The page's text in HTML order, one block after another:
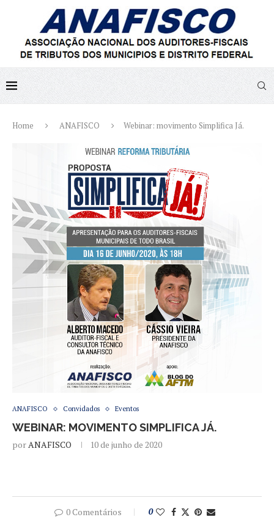
Home ANAFISCO Webinar: movimento Simplifica Já.
ANAFISCO Convidados Eventos
WEBINAR: MOVIMENTO SIMPLIFICA JÁ.
porANAFISCO 10 de junho de 2020
0 Comentários 0